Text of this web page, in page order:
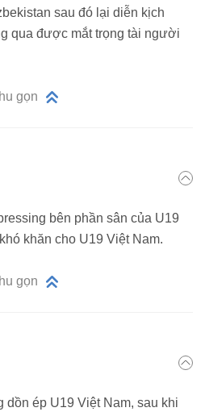
sau đó lại diễn kịch
qua được mắt trọng tài người
gọn
bên phần sân của U19
khăn cho U19 Việt Nam.
gọn
dồn ép U19 Việt Nam, sau khi